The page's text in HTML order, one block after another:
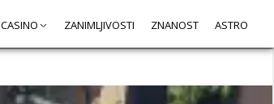
CASINO ZANIMLJIVOSTI ZNANOST ASTRO